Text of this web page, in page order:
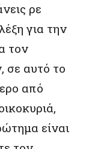
ρε
για την
τον
σε αυτό το
από
είναι